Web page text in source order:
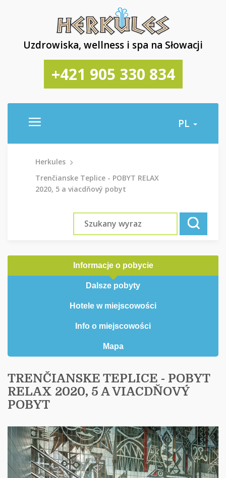
Uzdrowiska, wellness i spa na Słowacji
+421 905 330 834
PL
Herkules
Trenčianske Teplice - POBYT RELAX
2020, 5 a viacdňový pobyt
Informacje o pobycie
Dalsze pobyty
Hotele w miejscowości
Info o miejscowości
Mapa
TRENČIANSKE TEPLICE - POBYT
RELAX 2020, 5 A VIACDŇOVÝ
POBYT